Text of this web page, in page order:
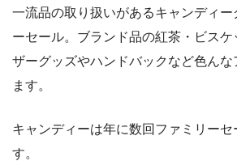
一流品の取り扱いがあるキャンディー
ーセール。ブランド品の紅茶・ビス
ザーグッズやハンドバックなど色んな
ます。
キャンディーは年に数回ファミリーセ
す。